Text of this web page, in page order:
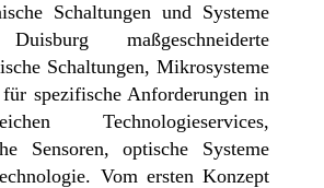
Schaltungen und Systeme
maßgeschneiderte
Schaltungen, Mikrosysteme
für spezifische Anforderungen in
Technologieservices,
Sensoren, optische Systeme
Vom ersten Konzept